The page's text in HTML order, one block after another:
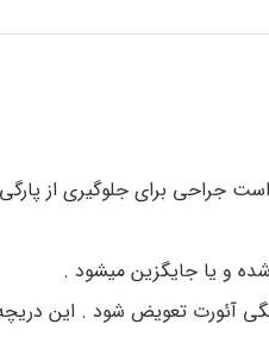
برای جلوگیری از پارگی
و یا جایگزین میشود .
آئورت تعویض شود . این